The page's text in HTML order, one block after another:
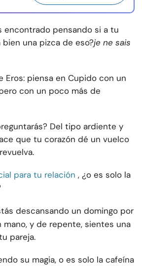
encontrado pensando si a tu
una pizca de eso?je ne sais
Eros: piensa en Cupido con un
con un poco más de
Del tipo ardiente y
que tu corazón dé un vuelco
para tu relación , ¿o es solo la
descansando un domingo por
mano, y de repente, sientes una
pareja.
su magia, o es solo la cafeína